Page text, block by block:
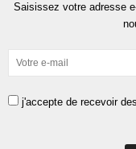
Saisissez votre adresse
j'accepte de recevoir